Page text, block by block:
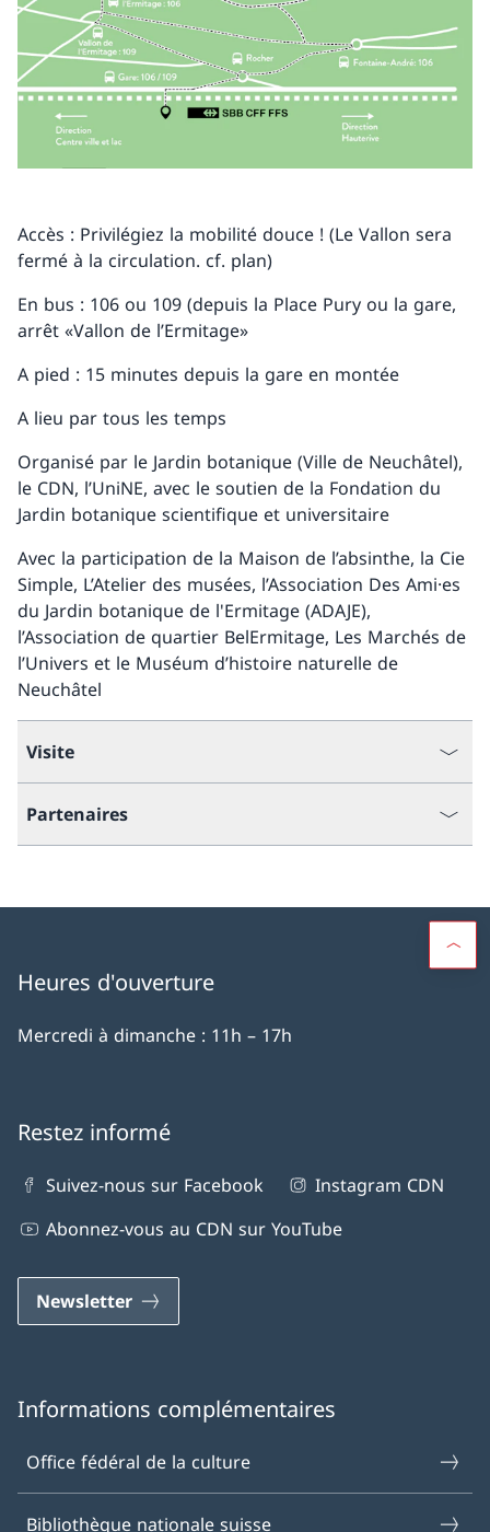
Accès : Privilégiez la mobilité douce ! (Le Vallon sera
fermé à la circulation. cf. plan)
En bus : 106 ou 109 (depuis la Place Pury ou la gare,
arrêt «Vallon de l’Ermitage»
A pied : 15 minutes depuis la gare en montée
A lieu par tous les temps
Organisé par le Jardin botanique (Ville de Neuchâtel),
le CDN, l’UniNE, avec le soutien de la Fondation du
Jardin botanique scientifique et universitaire
Avec la participation de la Maison de l’absinthe, la Cie
Simple, L’Atelier des musées, l’Association Des Ami·es
du Jardin botanique de l'Ermitage (ADAJE),
l’Association de quartier BelErmitage, Les Marchés de
l’Univers et le Muséum d’histoire naturelle de
Neuchâtel
Visite
Partenaires
Heures d'ouverture
Mercredi à dimanche : 11h – 17h
Restez informé
Suivez-nous sur Facebook
Instagram CDN
Abonnez-vous au CDN sur YouTube
Newsletter
Informations complémentaires
Office fédéral de la culture
Bibliothèque nationale suisse